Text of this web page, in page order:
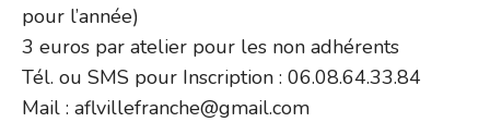
pour l’année)
3 euros par atelier pour les non adhérents
Tél. ou SMS pour Inscription : 06.08.64.33.84
Mail : aflvillefranche@gmail.com